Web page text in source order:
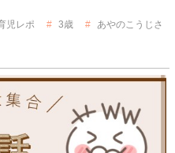
児レポ 3歳
あやのこうじさ